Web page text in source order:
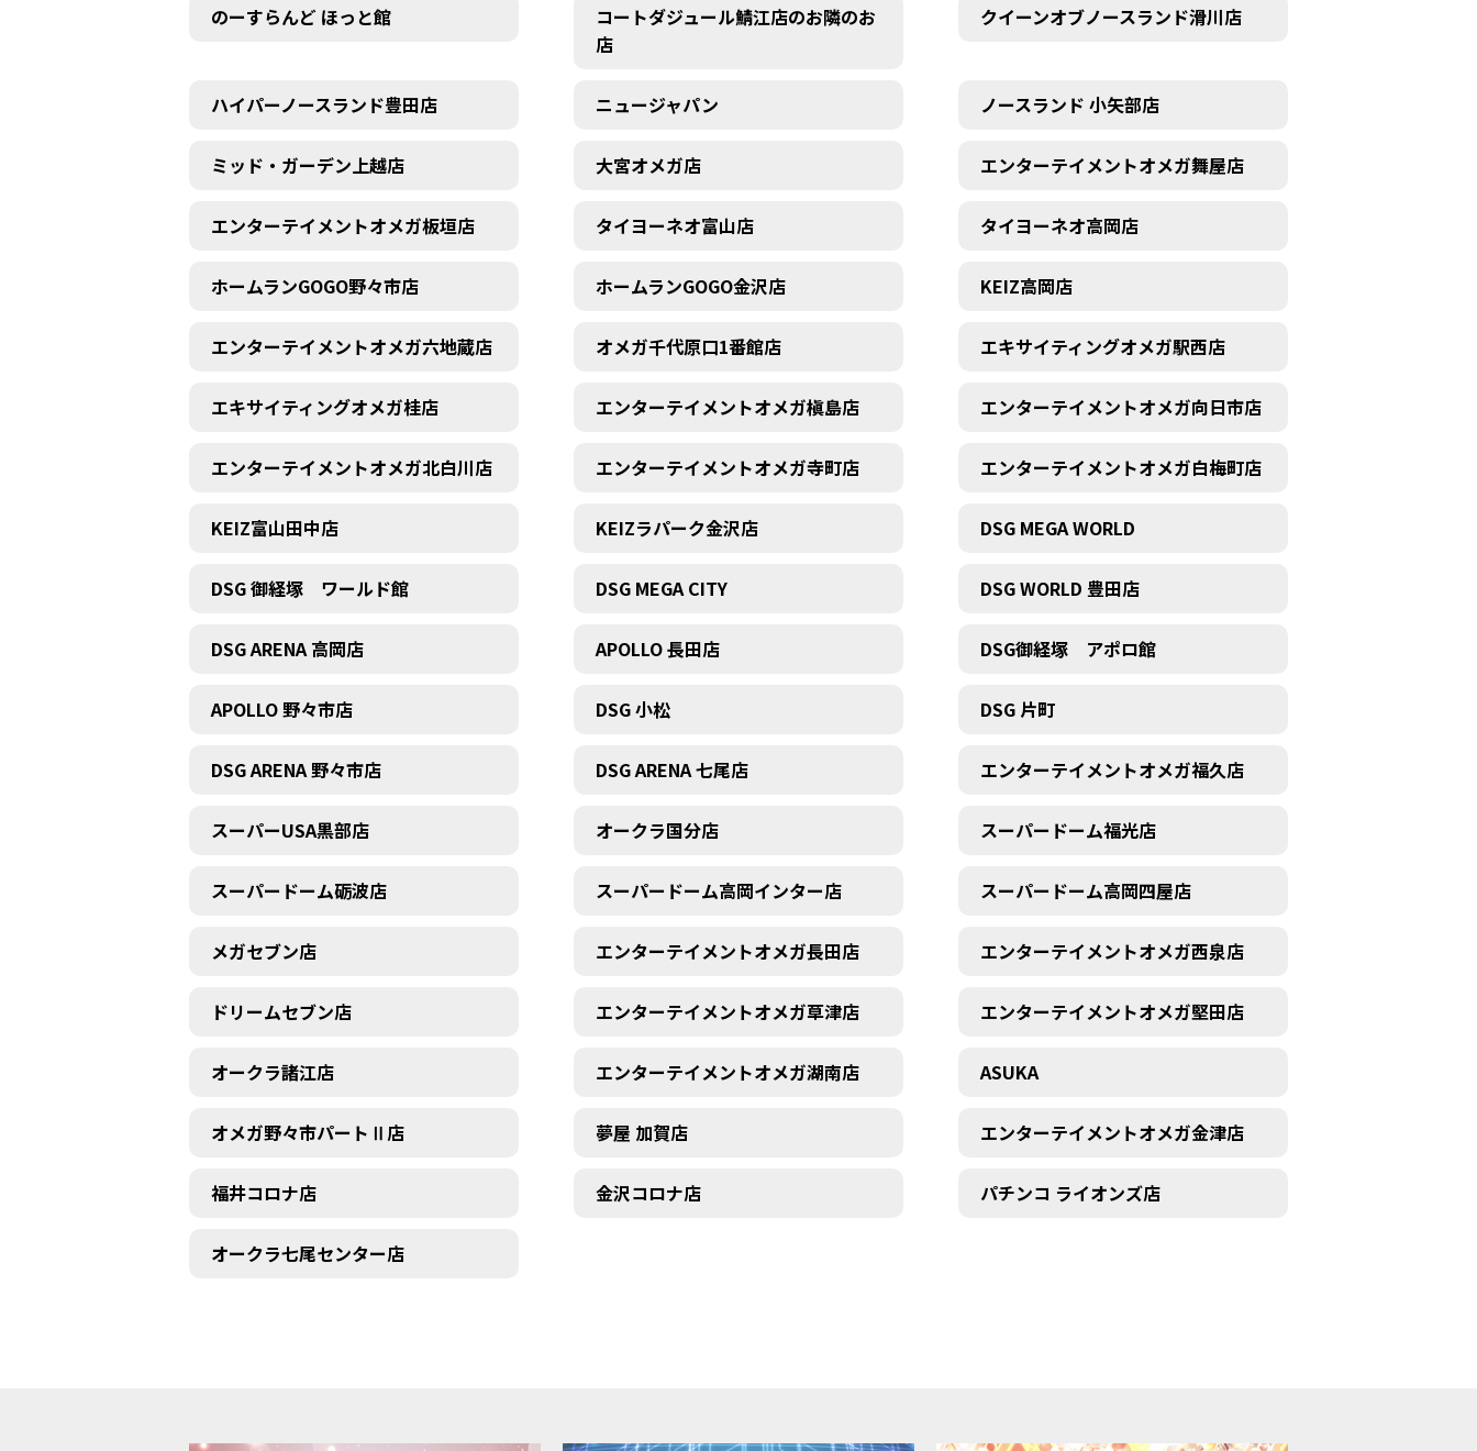
のーすらんど ほっと館
コートダジュール鯖江店のお隣のお
店
クイーンオブノースランド滑川店
ハイパーノースランド豊田店 ニュージャパン ノースランド 小矢部店
ミッド・ガーデン上越店 大宮オメガ店 エンターテイメントオメガ舞屋店
エンターテイメントオメガ板垣店 タイヨーネオ富山店 タイヨーネオ高岡店
ホームランGOGO野々市店 ホームランGOGO金沢店 KEIZ高岡店
エンターテイメントオメガ六地蔵店 オメガ千代原口1番館店 エキサイティングオメガ駅西店
エキサイティングオメガ桂店 エンターテイメントオメガ槇島店 エンターテイメントオメガ向日市店
エンターテイメントオメガ北白川店 エンターテイメントオメガ寺町店 エンターテイメントオメガ白梅町店
KEIZ富山田中店 KEIZラパーク金沢店 DSG MEGA WORLD
DSG 御経塚 ワールド館 DSG MEGA CITY DSG WORLD 豊田店
DSG ARENA 高岡店 APOLLO 長田店 DSG御経塚 アポロ館
APOLLO 野々市店 DSG 小松 DSG 片町
DSG ARENA 野々市店 DSG ARENA 七尾店 エンターテイメントオメガ福久店
スーパーUSA黒部店 オークラ国分店 スーパードーム福光店
スーパードーム砺波店 スーパードーム高岡インター店 スーパードーム高岡四屋店
メガセブン店 エンターテイメントオメガ長田店 エンターテイメントオメガ西泉店
ドリームセブン店 エンターテイメントオメガ草津店 エンターテイメントオメガ堅田店
オークラ諸江店 エンターテイメントオメガ湖南店 ASUKA
オメガ野々市パートⅡ店 夢屋 加賀店 エンターテイメントオメガ金津店
福井コロナ店 金沢コロナ店 パチンコ ライオンズ店
オークラ七尾センター店